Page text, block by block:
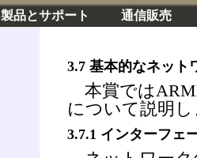
製品とサポート 通信販売
3.7 基本的なネット
本賞では
について説明
3.7.1 インターフェ